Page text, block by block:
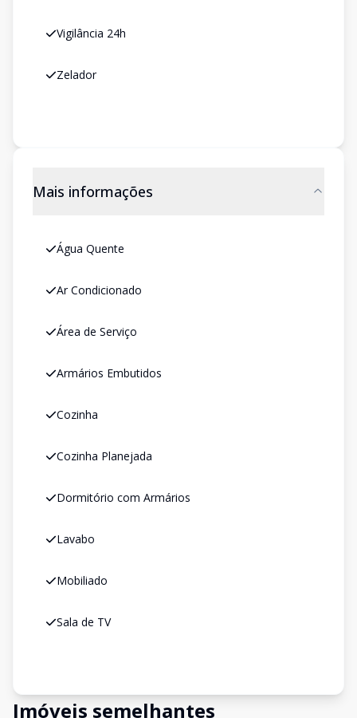
Vigilância 24h
Zelador
Mais informações
Água Quente
Ar Condicionado
Área de Serviço
Armários Embutidos
Cozinha
Cozinha Planejada
Dormitório com Armários
Lavabo
Mobiliado
Sala de TV
Imóveis semelhantes